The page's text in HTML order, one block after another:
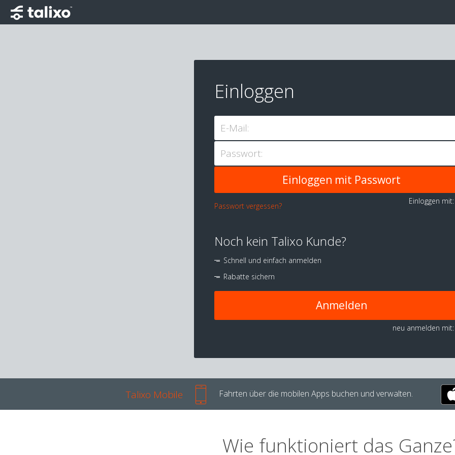
Einloggen
E-Mail:
Passwort:
Passwort vergessen?
Einloggen
Noch kein Talixo Kunde?
Schnell und einfach anmelden
Rabatte sichern
Anmelden
neu anmelden mit:
Talixo Mobile Fahrten über die mobilen Apps buchen und verwalten.
Wie funktioniert das